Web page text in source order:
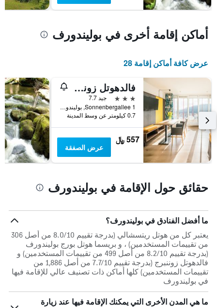
أماكن إقامة أخرى في بوليندورف
عرض كافة أماكن إقامة 28
فالدهوتل زوننبرج
3 نجوم
جيد 7.7
Sonnenbergallee 1, بوليندورف, راينلند بالاتينات, ألمانيا
0.7 كيلومتر عن وسط المدينة
557 ﷼
عرض الصفقة
حقائق حول الإقامة في بوليندورف
ما أفضل الفنادق في بوليندورف؟
يعتبر كل من هوتل ريتسشالي (بدرجة تقييم 8.0/10 من أصل 306
من تقييمات المستخدمين) ، و بريسما هوتل بورج بوليندورف
(بدرجة تقييم 8.2/10 من أصل 499 من تقييمات المستخدمين) و
فالدهوتل زوننبرج (بدرجة تقييم 7.7/10 من أصل 1,886 من
تقييمات المستخدمين) كلها أماكن ذات تصنيف عالي للإقامة فيها
في بوليندورف
ما هي المدن الأخرى التي يمكنك الإقامة فيها عند زيارة